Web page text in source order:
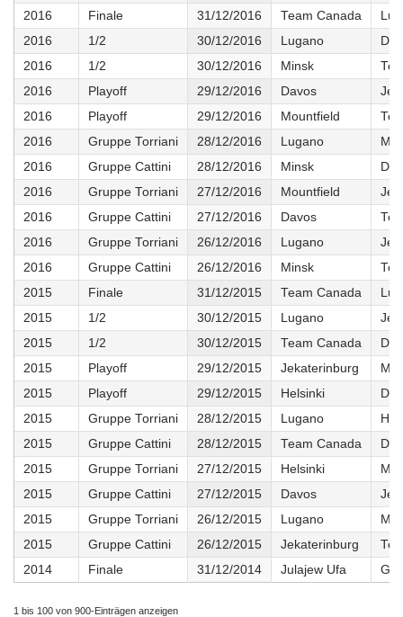
2016
Finale 31/12/2016 Team Canada
2016
1/2 30/12/2016 Lugano
2016
1/2 30/12/2016 Minsk
2016
Playoff 29/12/2016 Davos
2016
Playoff 29/12/2016 Mountfield
2016
Gruppe Torriani 28/12/2016 Lugano
2016
Gruppe Cattini 28/12/2016 Minsk
2016
Gruppe Torriani 27/12/2016 Mountfield
2016
Gruppe Cattini 27/12/2016 Davos
2016
Gruppe Torriani 26/12/2016 Lugano
2016
Gruppe Cattini 26/12/2016 Minsk
2015
Finale 31/12/2015 Team Canada
2015
1/2 30/12/2015 Lugano
2015
1/2 30/12/2015 Team Canada
2015
Playoff 29/12/2015 Jekaterinburg
2015
Playoff 29/12/2015 Helsinki
2015
Gruppe Torriani 28/12/2015 Lugano
2015
Gruppe Cattini 28/12/2015 Team Canada
2015
Gruppe Torriani 27/12/2015 Helsinki
2015
Gruppe Cattini 27/12/2015 Davos
2015
Gruppe Torriani 26/12/2015 Lugano
2015
Gruppe Cattini 26/12/2015 Jekaterinburg
2014
Finale 31/12/2014 Julajew Ufa GE
1 bis 100 von 900-Einträgen anzeigen